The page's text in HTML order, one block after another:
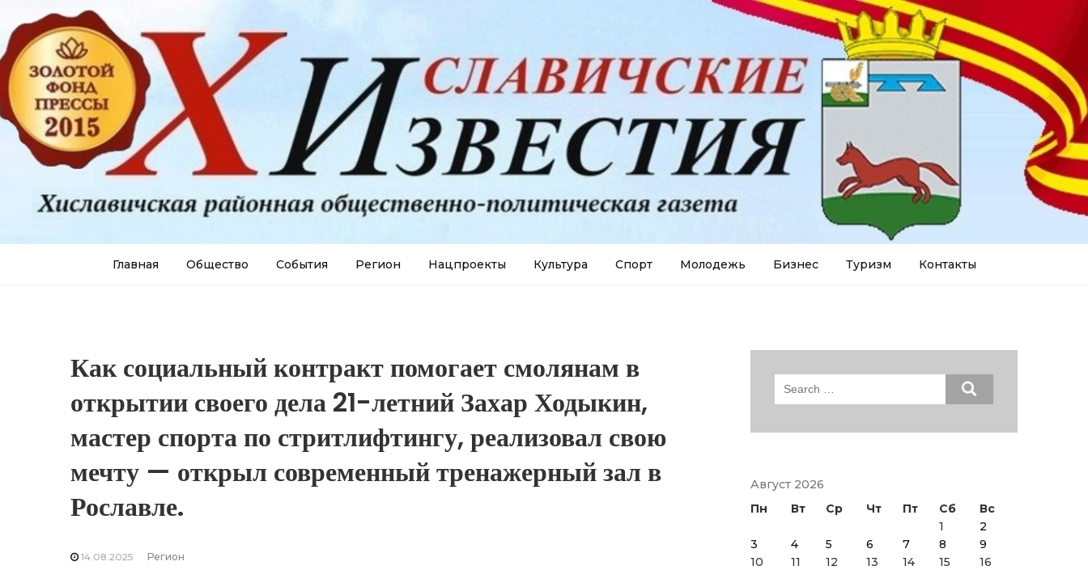
Главная Общество События Регион Нацпроекты Культура Спорт Молодежь Бизнес Туризм Контакты
Как социальный контракт помогает смолянам в
открытии своего дела 21-летний Захар Ходыкин,
мастер спорта по стритлифтингу, реализовал свою
мечту — открыл современный тренажерный зал в
Рославле.
14.08.2025 Регион
Search
Август 2026
Пн
Вт Ср Чт Пт Сб
Вс
1
2
3
4 5 6 7 8
9
10
11 12 13 14 15
16